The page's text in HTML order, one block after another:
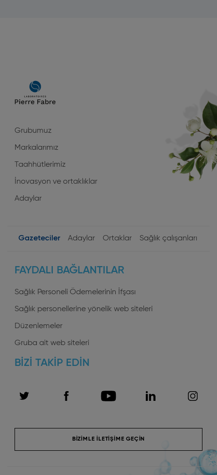
Main
navigation
Grubumuz
Markalarımız
Taahhütlerimiz
İnovasyon ve ortaklıklar
Adaylar
profiles
Gazeteciler Adaylar Ortaklar Sağlık çalışanları
FAYDALI BAĞLANTILAR
Sağlık Personeli Ödemelerinin İfşası
Sağlık personellerine yönelik web siteleri
Düzenlemeler
Gruba ait web siteleri
BIZI TAKIP EDIN
BIZIMLE ILETIŞIME GEÇIN